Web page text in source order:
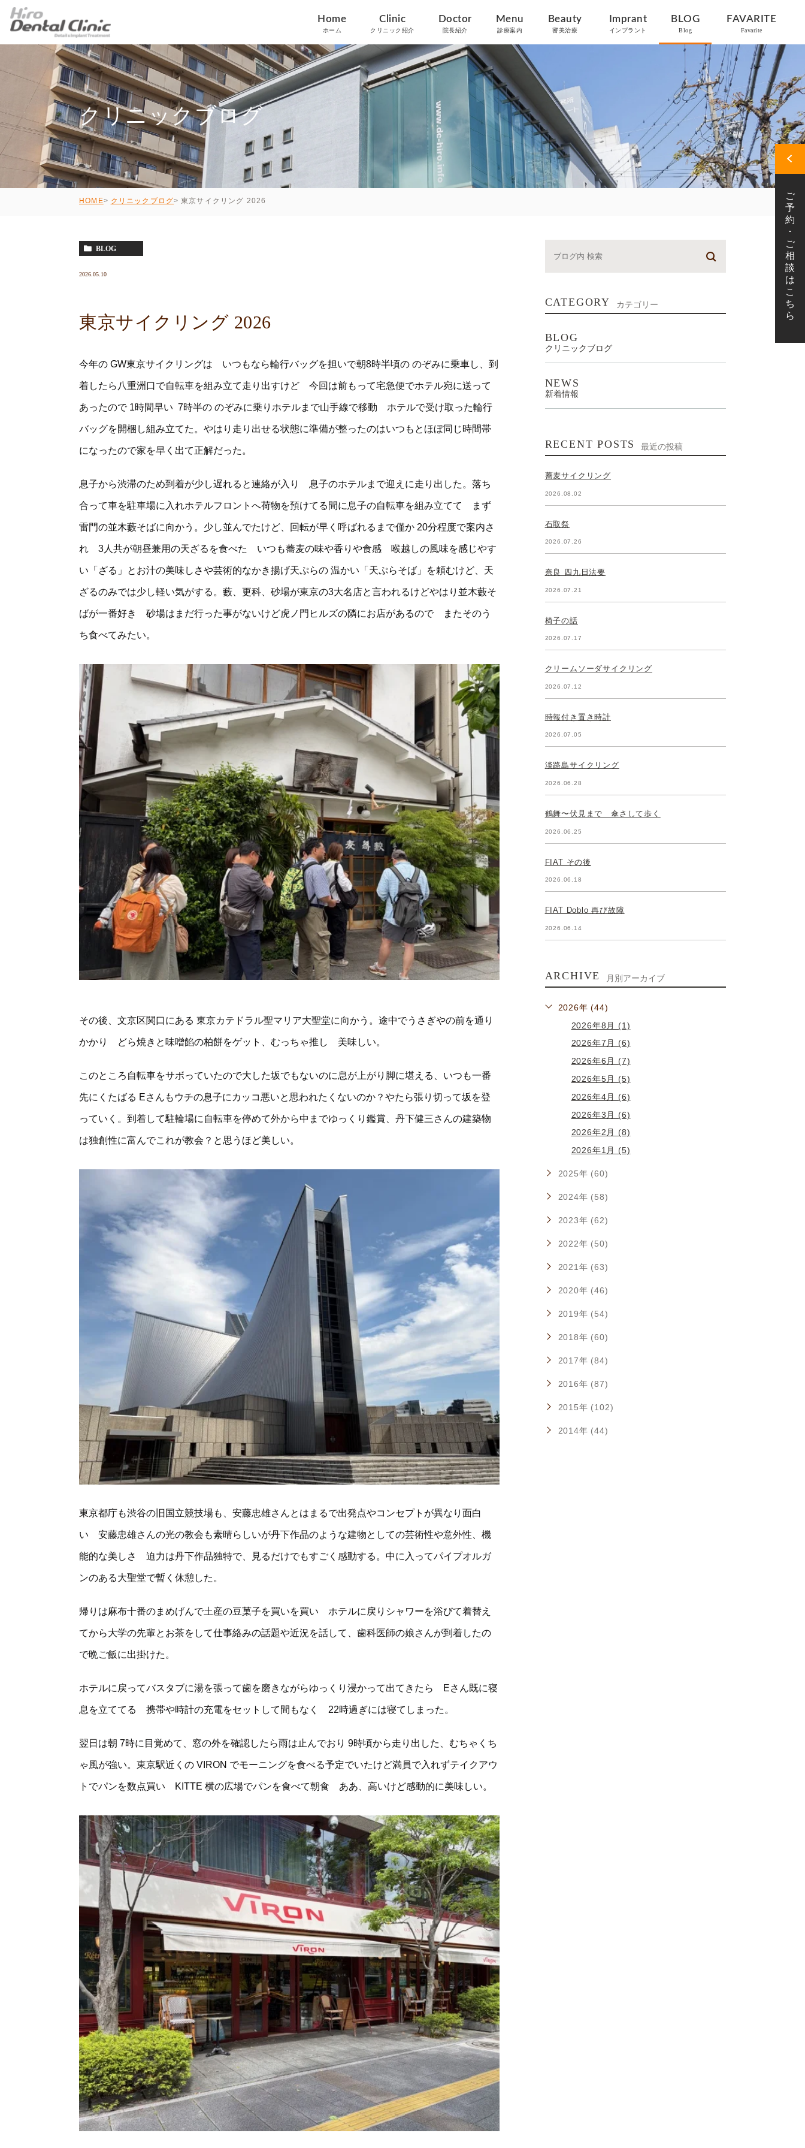
Home
ホーム
Clinic
クリニック紹介
Doctor
院長紹介
Menu
診療案内
Beauty
審美治療
Imprant
インプラント
BLOG
Blog
FAVARITE
Favarite
クリニックブログ
HOME クリニックブログ 東京サイクリング 2026
BLOG
2026.05.10
東京サイクリング 2026
今年の GW東京サイクリングは いつもなら輪行バッグを担いで朝8時半頃の のぞみに乗車し、到
着したら八重洲口で自転車を組み立て走り出すけど 今回は前もって宅急便でホテル宛に送って
あったので 1時間早い 7時半の のぞみに乗りホテルまで山手線で移動 ホテルで受け取った輪行
バッグを開梱し組み立てた。やはり走り出せる状態に準備が整ったのはいつもとほぼ同じ時間帯
になったので家を早く出て正解だった。
息子から渋滞のため到着が少し遅れると連絡が入り 息子のホテルまで迎えに走り出した。落ち
合って車を駐車場に入れホテルフロントへ荷物を預けてる間に息子の自転車を組み立てて まず
雷門の並木藪そばに向かう。少し並んでたけど、回転が早く呼ばれるまで僅か 20分程度で案内さ
れ 3人共が朝昼兼用の天ざるを食べた いつも蕎麦の味や香りや食感 喉越しの風味を感じやす
い「ざる」とお汁の美味しさや芸術的なかき揚げ天ぷらの 温かい「天ぷらそば」を頼むけど、天
ざるのみでは少し軽い気がする。藪、更科、砂場が東京の3大名店と言われるけどやはり並木藪そ
ばが一番好き 砂場はまだ行った事がないけど虎ノ門ヒルズの隣にお店があるので またそのう
ち食べてみたい。
その後、文京区関口にある 東京カテドラル聖マリア大聖堂に向かう。途中でうさぎやの前を通り
かかり どら焼きと味噌餡の柏餅をゲット、むっちゃ推し 美味しい。
このところ自転車をサボっていたので大した坂でもないのに息が上がり脚に堪える、いつも一番
先にくたばる Eさんもウチの息子にカッコ悪いと思われたくないのか？やたら張り切って坂を登
っていく。到着して駐輪場に自転車を停めて外から中までゆっくり鑑賞、丹下健三さんの建築物
は独創性に富んでこれが教会？と思うほど美しい。
東京都庁も渋谷の旧国立競技場も、安藤忠雄さんとはまるで出発点やコンセプトが異なり面白
い 安藤忠雄さんの光の教会も素晴らしいが丹下作品のような建物としての芸術性や意外性、機
能的な美しさ 迫力は丹下作品独特で、見るだけでもすごく感動する。中に入ってパイプオルガ
ンのある大聖堂で暫く休憩した。
帰りは麻布十番のまめげんで土産の豆菓子を買いを買い ホテルに戻りシャワーを浴びて着替え
てから大学の先輩とお茶をして仕事絡みの話題や近況を話して、歯科医師の娘さんが到着したの
で晩ご飯に出掛けた。
ホテルに戻ってバスタブに湯を張って歯を磨きながらゆっくり浸かって出てきたら Eさん既に寝
息を立ててる 携帯や時計の充電をセットして間もなく 22時過ぎには寝てしまった。
翌日は朝 7時に目覚めて、窓の外を確認したら雨は止んでおり 9時頃から走り出した、むちゃくち
ゃ風が強い。東京駅近くの VIRON でモーニングを食べる予定でいたけど満員で入れずテイクアウ
トでパンを数点買い KITTE 横の広場でパンを食べて朝食 ああ、高いけど感動的に美味しい。
CATEGORY カテゴリー
BLOG
クリニックブログ
NEWS
新着情報
RECENT POSTS 最近の投稿
蕎麦サイクリング
2026.08.02
石取祭
2026.07.26
奈良 四九日法要
2026.07.21
椅子の話
2026.07.17
クリームソーダサイクリング
2026.07.12
時報付き置き時計
2026.07.05
淡路島サイクリング
2026.06.28
鶴舞〜伏見まで 傘さして歩く
2026.06.25
FIAT その後
2026.06.18
FIAT Doblo 再び故障
2026.06.14
ARCHIVE 月別アーカイブ
2026年 (44)
2026年8月 (1)
2026年7月 (6)
2026年6月 (7)
2026年5月 (5)
2026年4月 (6)
2026年3月 (6)
2026年2月 (8)
2026年1月 (5)
2025年 (60)
2024年 (58)
2023年 (62)
2022年 (50)
2021年 (63)
2020年 (46)
2019年 (54)
2018年 (60)
2017年 (84)
2016年 (87)
2015年 (102)
2014年 (44)